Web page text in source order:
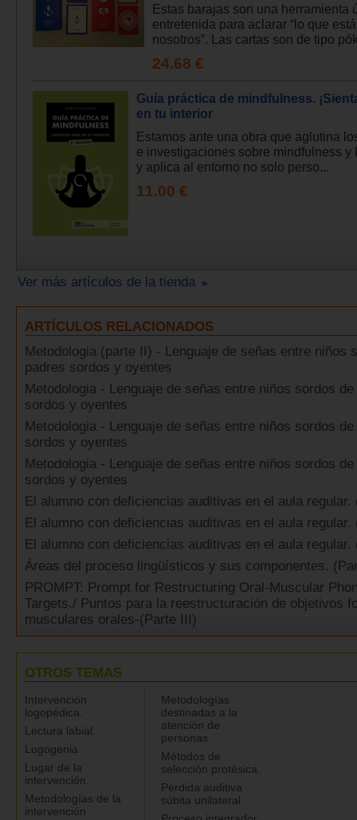
Estas barajas son una herramienta
entretenida para aclarar “lo que
nosotros”. Las cartas son de tipo
24.68 €
Guía práctica de mindfulness.
en tu interior
Estamos ante una obra que aglutina
e investigaciones sobre mindfulness y
y aplica al entorno no solo perso...
11.00 €
Ver más artículos de la tienda
ARTÍCULOS RELACIONADOS
Metodologia (parte II) - Lenguaje de señas entre niños
padres sordos y oyentes
Metodologia - Lenguaje de señas entre niños sordos
sordos y oyentes
Metodologia - Lenguaje de señas entre niños sordos
sordos y oyentes
Metodologia - Lenguaje de señas entre niños sordos
sordos y oyentes
El alumno con deficiencias auditivas en el aula regular.
El alumno con deficiencias auditivas en el aula regular.
El alumno con deficiencias auditivas en el aula regular.
Áreas del proceso lingüísticos y sus componentes.
PROMPT: Prompt for Restructuring Oral-Muscular
Targets./ Puntos para la reestructuración de objetivos
musculares orales-(Parte III)
OTROS TEMAS
Intervención
logopédica.
Lectura labial.
Logogenia
Lugar de la
intervención.
Metodologías de la
intervención
Metodologías
destinadas a la
atención de
personas
Métodos de
selección protésica.
Pérdida auditiva
súbita unilateral